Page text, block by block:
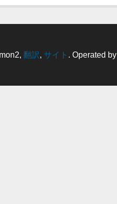
翻訳, サイト . Operated by